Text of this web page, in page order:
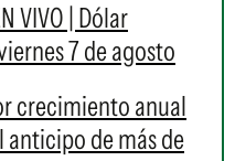
VIVO | Dólar
7 de agosto
crecimiento anual
de más de